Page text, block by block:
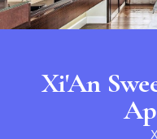
Xi'An